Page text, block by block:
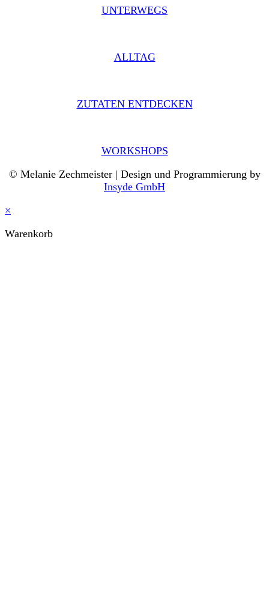
UNTERWEGS
ALLTAG
ZUTATEN ENTDECKEN
WORKSHOPS
© Melanie Zechmeister | Design und Programmierung by
Insyde GmbH
×
Warenkorb